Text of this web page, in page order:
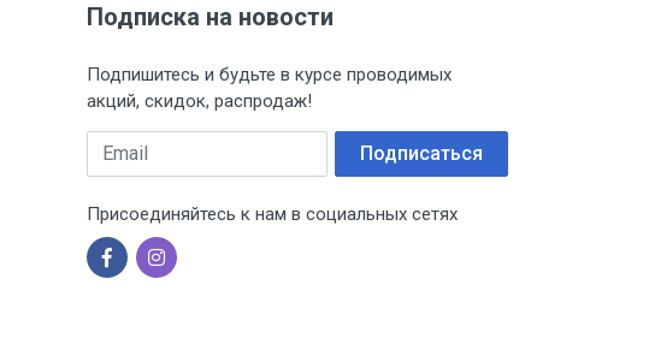
Подписка на новости
Подпишитесь и будьте в курсе проводимых
акций, скидок, распродаж!
Email Подписаться
Присоединяйтесь к нам в социальных сетях